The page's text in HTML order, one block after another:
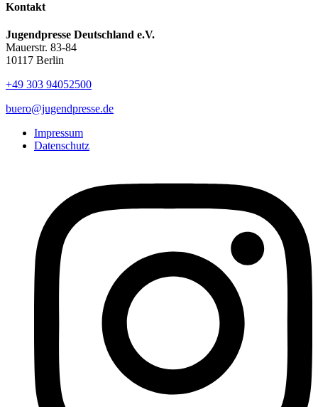
Kontakt
Jugendpresse Deutschland e.V.
Mauerstr. 83-84
10117 Berlin
+49 303 94052500
buero@jugendpresse.de
Impressum
Datenschutz